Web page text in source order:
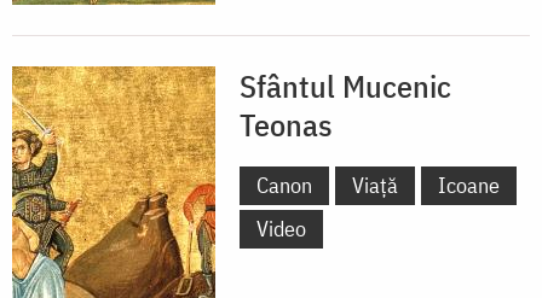
Sfântul Mucenic
Teonas
Canon Viață
Icoane
Video